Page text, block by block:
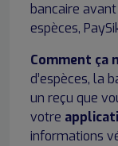
bancaire
espèces,
Comment ça
d’espèces, la
un reçu que
votre
informations